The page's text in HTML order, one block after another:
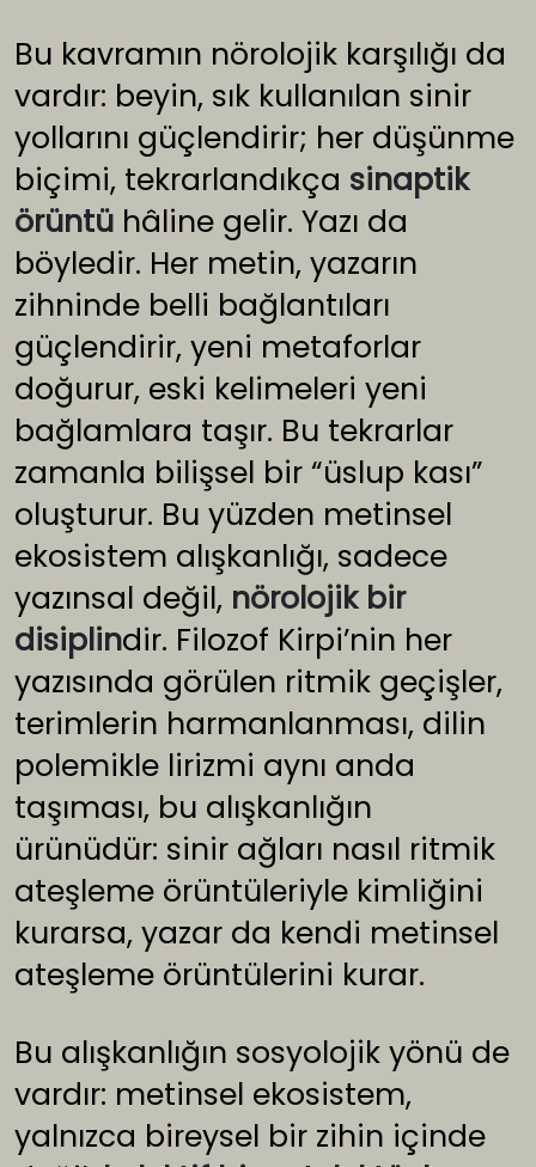
Bu kavramın nörolojik karşılığı da
vardır: beyin, sık kullanılan sinir
yollarını güçlendirir; her düşünme
biçimi, tekrarlandıkça sinaptik
örüntü hâline gelir. Yazı da
böyledir. Her metin, yazarın
zihninde belli bağlantıları
güçlendirir, yeni metaforlar
doğurur, eski kelimeleri yeni
bağlamlara taşır. Bu tekrarlar
zamanla bilişsel bir “üslup kası”
oluşturur. Bu yüzden metinsel
ekosistem alışkanlığı, sadece
yazınsal değil, nörolojik bir
disiplindir. Filozof Kirpi’nin her
yazısında görülen ritmik geçişler,
terimlerin harmanlanması, dilin
polemikle lirizmi aynı anda
taşıması, bu alışkanlığın
ürünüdür: sinir ağları nasıl ritmik
ateşleme örüntüleriyle kimliğini
kurarsa, yazar da kendi metinsel
ateşleme örüntülerini kurar.
Bu alışkanlığın sosyolojik yönü de
vardır: metinsel ekosistem,
yalnızca bireysel bir zihin içinde